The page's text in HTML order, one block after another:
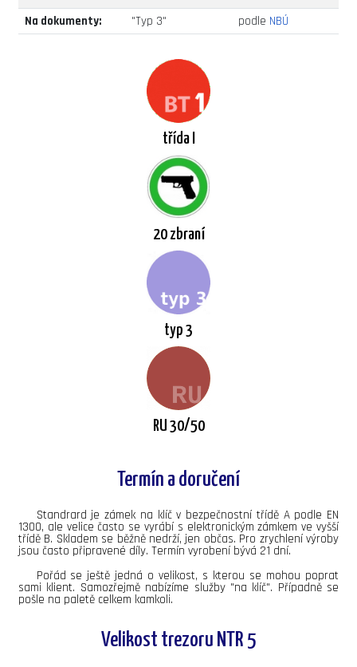
Na dokumenty:
"Typ 3" podle NBÚ
třída I
20 zbraní
typ 3
RU 30/50
Termín a doručení
Standrard je zámek na klíč v bezpečnostní třídě A podle EN
1300, ale velice často se vyrábí s elektronickým zámkem ve vyšší
třídě B. Skladem se běžně nedrží, jen občas. Pro zrychlení výroby
jsou často připravené díly. Termín vyrobení bývá 21 dní.
Pořád se ještě jedná o velikost, s kterou se mohou poprat
sami klient. Samozřejmě nabízíme služby "na klíč". Případně se
pošle na paletě celkem kamkoli.
Velikost trezoru NTR 5